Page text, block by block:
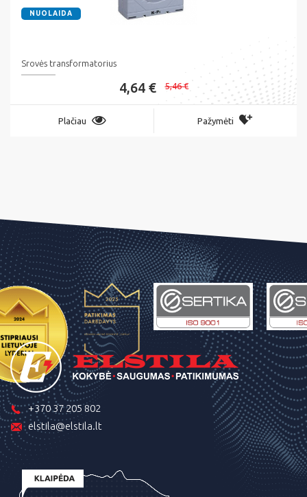
NUOLAIDA
Srovės transformatorius
4,64 € 5,46 €
Plačiau Pažymėti
+370 37 205 802
elstila@elstila.lt